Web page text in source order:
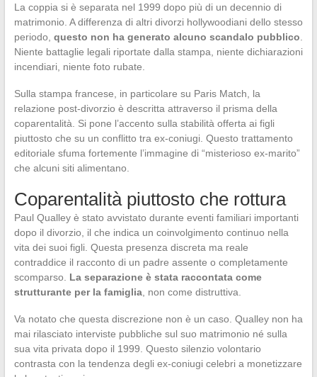
La coppia si è separata nel 1999 dopo più di un decennio di
matrimonio. A differenza di altri divorzi hollywoodiani dello stesso
periodo, questo non ha generato alcuno scandalo pubblico.
Niente battaglie legali riportate dalla stampa, niente dichiarazioni
incendiari, niente foto rubate.
Sulla stampa francese, in particolare su Paris Match, la
relazione post-divorzio è descritta attraverso il prisma della
coparentalità. Si pone l’accento sulla stabilità offerta ai figli
piuttosto che su un conflitto tra ex-coniugi. Questo trattamento
editoriale sfuma fortemente l’immagine di “misterioso ex-marito”
che alcuni siti alimentano.
Coparentalità piuttosto che rottura
Paul Qualley è stato avvistato durante eventi familiari importanti
dopo il divorzio, il che indica un coinvolgimento continuo nella
vita dei suoi figli. Questa presenza discreta ma reale
contraddice il racconto di un padre assente o completamente
scomparso. La separazione è stata raccontata come
strutturante per la famiglia, non come distruttiva.
Va notato che questa discrezione non è un caso. Qualley non ha
mai rilasciato interviste pubbliche sul suo matrimonio né sulla
sua vita privata dopo il 1999. Questo silenzio volontario
contrasta con la tendenza degli ex-coniugi celebri a monetizzare